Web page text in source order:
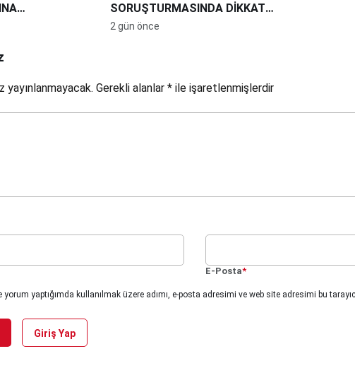
SORUŞTURMASINDA DİKKAT
ÇEKEN İDDİA: KRİPTO
2 gün önce
yayınlanmayacak. Gerekli alanlar * ile işaretlenmişlerdir
E-Posta*
yaptığımda kullanılmak üzere adımı, e-posta adresimi ve web site adresimi bu
Giriş Yap